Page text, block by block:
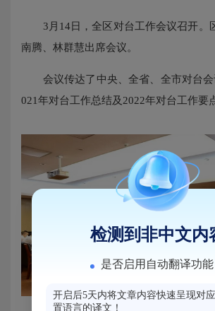
3月14日，全区对台工作会议召开。
南腾、林群慧出席会议。
会议传达了中央、全省、全市对台会
021年对台工作总结及2022年对台工作要
检测到非中文内
是否启用自动翻译功能
开启后5天内将文章内容快速呈现对
置语言的译文！